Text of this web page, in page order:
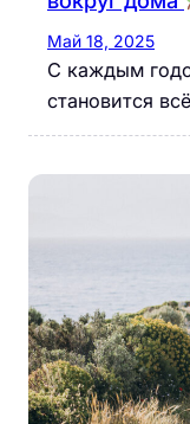
Май 18, 2025
С каждым
становится